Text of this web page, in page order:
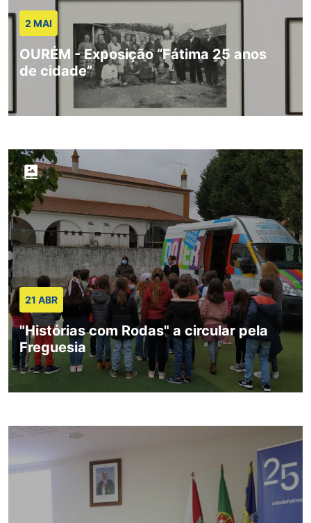
2 MAI
OURÉM - Exposição “Fátima 25 anos
de cidade”
21 ABR
"Histórias com Rodas" a circular pela
Freguesia